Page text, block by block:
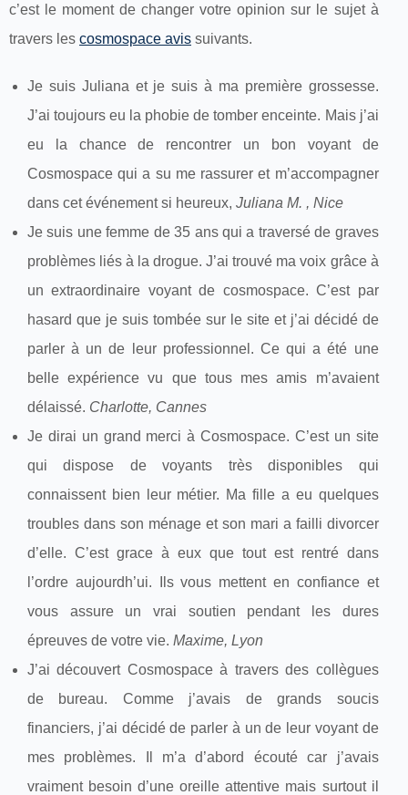
c’est le moment de changer votre opinion sur le sujet à
travers les cosmospace avis suivants.
Je suis Juliana et je suis à ma première grossesse.
J’ai toujours eu la phobie de tomber enceinte. Mais j’ai
eu la chance de rencontrer un bon voyant de
Cosmospace qui a su me rassurer et m’accompagner
dans cet événement si heureux, Juliana M. , Nice
Je suis une femme de 35 ans qui a traversé de graves
problèmes liés à la drogue. J’ai trouvé ma voix grâce à
un extraordinaire voyant de cosmospace. C’est par
hasard que je suis tombée sur le site et j’ai décidé de
parler à un de leur professionnel. Ce qui a été une
belle expérience vu que tous mes amis m’avaient
délaissé. Charlotte, Cannes
Je dirai un grand merci à Cosmospace. C’est un site
qui dispose de voyants très disponibles qui
connaissent bien leur métier. Ma fille a eu quelques
troubles dans son ménage et son mari a failli divorcer
d’elle. C’est grace à eux que tout est rentré dans
l’ordre aujourdh’ui. Ils vous mettent en confiance et
vous assure un vrai soutien pendant les dures
épreuves de votre vie. Maxime, Lyon
J’ai découvert Cosmospace à travers des collègues
de bureau. Comme j’avais de grands soucis
financiers, j’ai décidé de parler à un de leur voyant de
mes problèmes. Il m’a d’abord écouté car j’avais
vraiment besoin d’une oreille attentive mais surtout il